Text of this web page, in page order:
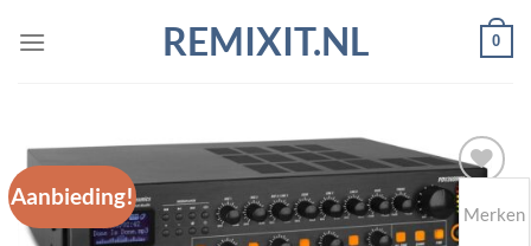
naar
REMIXIT.NL 0
Aanbieding!
Merken